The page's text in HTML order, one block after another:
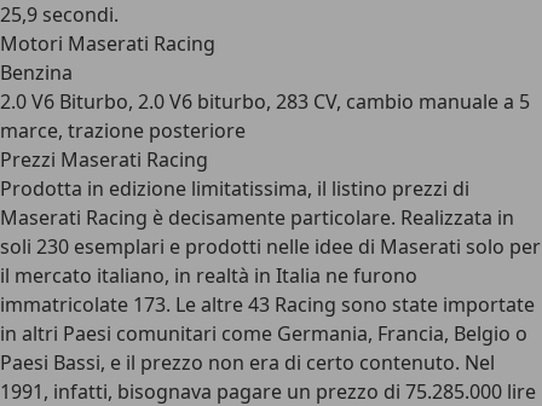
25,9 secondi.
Motori Maserati Racing
Benzina
2.0 V6 Biturbo, 2.0 V6 biturbo, 283 CV, cambio manuale a 5
marce, trazione posteriore
Prezzi Maserati Racing
Prodotta in edizione limitatissima, il listino prezzi di
Maserati Racing è decisamente particolare. Realizzata in
soli 230 esemplari e prodotti nelle idee di Maserati solo per
il mercato italiano, in realtà in Italia ne furono
immatricolate 173. Le altre 43 Racing sono state importate
in altri Paesi comunitari come Germania, Francia, Belgio o
Paesi Bassi, e il prezzo non era di certo contenuto. Nel
1991, infatti, bisognava pagare un prezzo di 75.285.000 lire